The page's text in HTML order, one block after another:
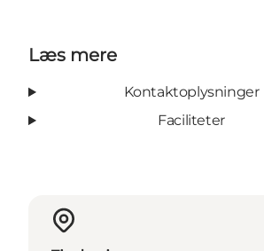
Læs mere
Kontaktoplysninger
Faciliteter